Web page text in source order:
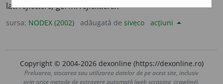
lat.reflectere,germ.reflektieren
sursa: NODEX (2002) adăugată de siveco acțiuni
Copyright © 2004-2026 dexonline (https://dexonline.ro)
Preluarea, stocarea sau utilizarea datelor de pe acest site, inclusiv
prin orice metode de extragere automată (web scraping, crawling),